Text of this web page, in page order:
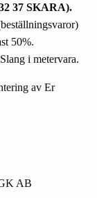
37 SKARA).
50%.
i metervara.
av Er
AB